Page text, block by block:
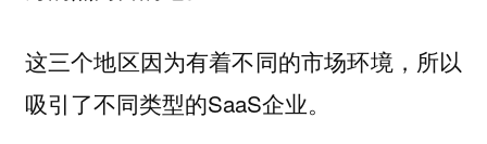
这三个地区因为有着不同的市场环境，所以
吸引了不同类型的SaaS企业。